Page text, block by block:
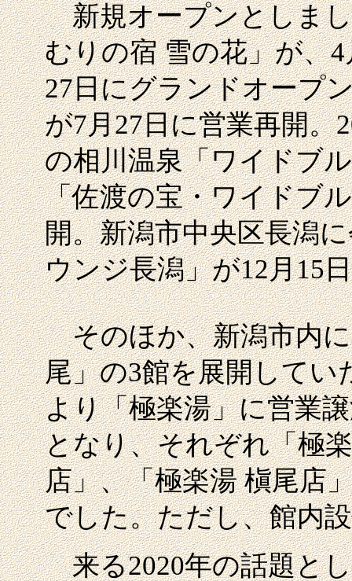
新規オープンとしまし
むりの宿 雪の花」が、
27日にグランドオープ
が7月27日に営業再開。
の相川温泉「ワイドブ
「佐渡の宝・ワイドブ
開。新潟市中央区長潟
ウンジ長潟」が12月15
そのほか、新潟市内に
尾」の3館を展開してい
より「極楽湯」に営業
となり、それぞれ「極
店」、「極楽湯 槇尾店
でした。ただし、館内
来る2020年の話題とし